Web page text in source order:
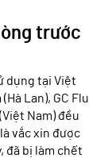
trước
dụng tại Việt
Lan), GC Flu
Nam) đều
vắc xin được
đã bị làm chết